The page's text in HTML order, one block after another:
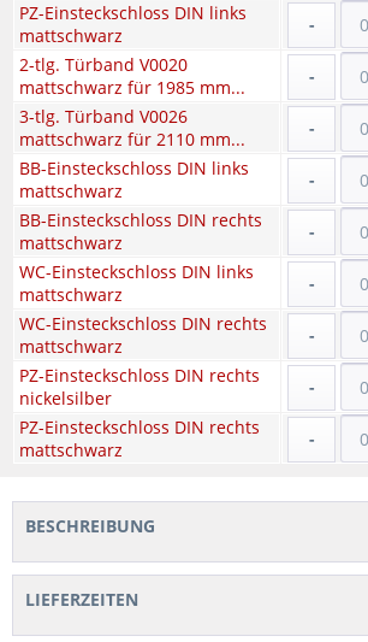
PZ-Einsteckschloss DIN links
mattschwarz
-
2-tlg. Türband V0020
mattschwarz für 1985 mm...
-
3-tlg. Türband V0026
mattschwarz für 2110 mm...
-
BB-Einsteckschloss DIN links
mattschwarz
-
BB-Einsteckschloss DIN rechts
mattschwarz
-
WC-Einsteckschloss DIN links
mattschwarz
-
WC-Einsteckschloss DIN rechts
mattschwarz
-
PZ-Einsteckschloss DIN rechts
nickelsilber
-
PZ-Einsteckschloss DIN rechts
mattschwarz
-
BESCHREIBUNG
LIEFERZEITEN